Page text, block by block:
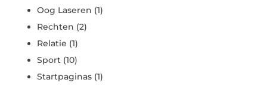
Oog Laseren (1)
Rechten (2)
Relatie (1)
Sport (10)
Startpaginas (1)